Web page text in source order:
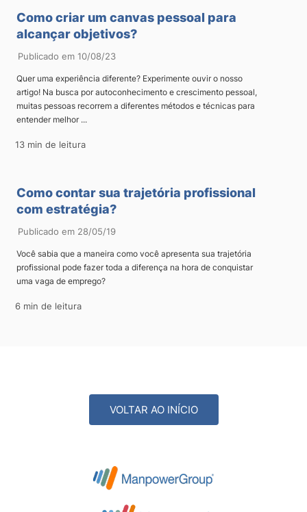
Como criar um canvas pessoal para
alcançar objetivos?
Publicado em 10/08/23
Quer uma experiência diferente? Experimente ouvir o nosso
artigo! Na busca por autoconhecimento e crescimento pessoal,
muitas pessoas recorrem a diferentes métodos e técnicas para
entender melhor ...
13 min de leitura
Como contar sua trajetória profissional
com estratégia?
Publicado em 28/05/19
Você sabia que a maneira como você apresenta sua trajetória
profissional pode fazer toda a diferença na hora de conquistar
uma vaga de emprego?
6 min de leitura
VOLTAR AO INÍCIO